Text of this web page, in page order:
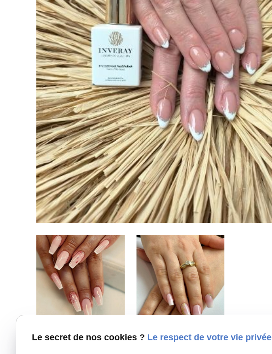
Le secret de nos cookies ? Le respect de votre vie privée